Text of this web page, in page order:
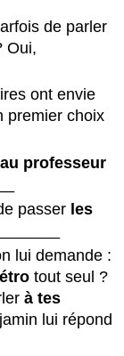
de parler
Oui,
ont envie
premier choix
au professeur
passer les
lui demande :
tout seul ?
à tes
lui répond